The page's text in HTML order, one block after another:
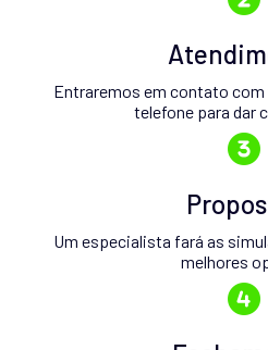
Entraremos em contato
telefone para dar
Um especialista fará as
melhores